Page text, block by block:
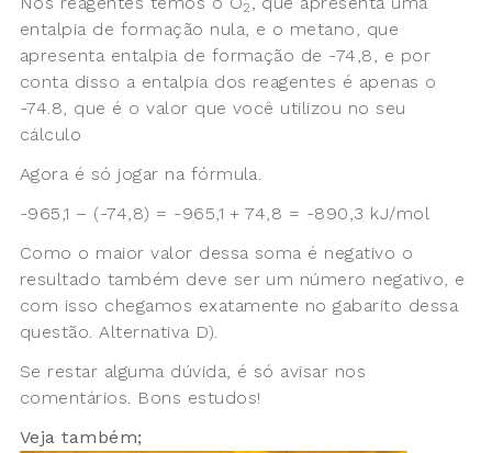
2
entalpia de formação nula, e o metano, que
apresenta entalpia de formação de -74,8, e por
conta disso a entalpia dos reagentes é apenas o
-74.8, que é o valor que você utilizou no seu
cálculo
Agora é só jogar na fórmula.
-965,1 – (-74,8) = -965,1 + 74,8 = -890,3 kJ/mol
Como o maior valor dessa soma é negativo o
resultado também deve ser um número negativo, e
com isso chegamos exatamente no gabarito dessa
questão. Alternativa D).
Se restar alguma dúvida, é só avisar nos
comentários. Bons estudos!
Veja também;